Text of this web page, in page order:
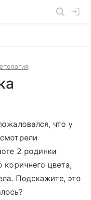
что у
2 родинки
цвета,
Подскажите, это